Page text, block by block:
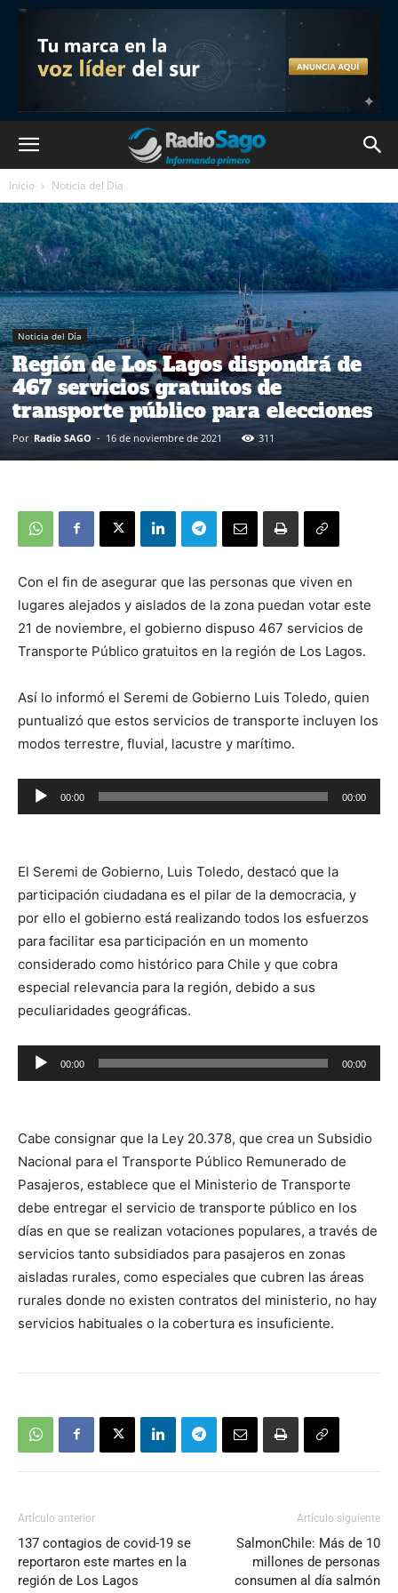
Inicio Noticia del Día
Noticia del Día
Región de Los Lagos dispondrá de
467 servicios gratuitos de
transporte público para elecciones
Por Radio SAGO - 16 de noviembre de 2021 311
Con el fin de asegurar que las personas que viven en
lugares alejados y aislados de la zona puedan votar este
21 de noviembre, el gobierno dispuso 467 servicios de
Transporte Público gratuitos en la región de Los Lagos.
Así lo informó el Seremi de Gobierno Luis Toledo, quien
puntualizó que estos servicios de transporte incluyen los
modos terrestre, fluvial, lacustre y marítimo.
Reproductor
de
00:00 00:00
El Seremi de Gobierno, Luis Toledo, destacó que la
participación ciudadana es el pilar de la democracia, y
por ello el gobierno está realizando todos los esfuerzos
para facilitar esa participación en un momento
considerado como histórico para Chile y que cobra
especial relevancia para la región, debido a sus
peculiaridades geográficas.
Reproductor
de
00:00 00:00
Cabe consignar que la Ley 20.378, que crea un Subsidio
Nacional para el Transporte Público Remunerado de
Pasajeros, establece que el Ministerio de Transporte
debe entregar el servicio de transporte público en los
días en que se realizan votaciones populares, a través de
servicios tanto subsidiados para pasajeros en zonas
aisladas rurales, como especiales que cubren las áreas
rurales donde no existen contratos del ministerio, no hay
servicios habituales o la cobertura es insuficiente.
Artículo anterior
137 contagios de covid-19 se
reportaron este martes en la
región de Los Lagos
Artículo siguiente
SalmonChile: Más de 10
millones de personas
consumen al día salmón